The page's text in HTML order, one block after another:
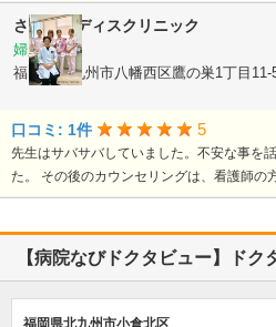
さとうレディスクリニック
婦人科
福岡県北九州市八幡西区鷹の巣1丁目11-
口コミ: 1件 5
先生はサバサバしていました。不安な事を
た。 その後のカウンセリングは、看護師の
【病院なびドクタビュー】ドク
福岡県北九州市小倉北区